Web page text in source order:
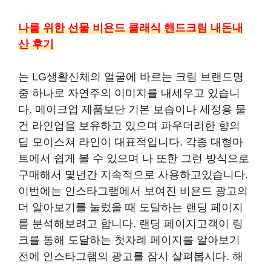
나를 위한 선물 비욘드 클래식 핸드크림 내돈내
산 후기
는 LG생활신체의 얼굴에 바르는 크림 브랜드명
중 하나로 자연주의 이미지를 내세우고 있습니
다. 메이크업 제품보단 기본 보습이나 세정용 물
건 라인업을 보유하고 있으며 파우더리한 향의
딥 모이스쳐 라인이 대표적입니다. 각종 대형마
트에서 쉽게 볼 수 있으며 나 또한 그런 방식으로
구매해서 몇년간 지속적으로 사용하고있습니다.
이번에는 인스타그램에서 보여진 비욘드 광고의
더 알아보기를 눌렀을 때 도달하는 랜딩 페이지
를 분석해보려고 합니다. 랜딩 페이지고객이 링
크를 통해 도달하는 첫차례 페이지를 알아보기
전에 인스타그램의 광고를 잠시 살펴봅시다. 해